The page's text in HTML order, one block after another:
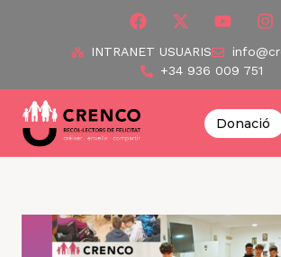
INTRANET USUARIS
+34 936 009 751
Donació